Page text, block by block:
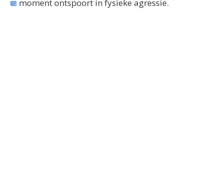
moment ontspoort in fysieke agressie.